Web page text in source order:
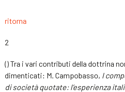
ritorna
2
() Tra i vari contributi della dottrina
dimenticati: M. Campobasso, I
di società quotate: l’esperienza